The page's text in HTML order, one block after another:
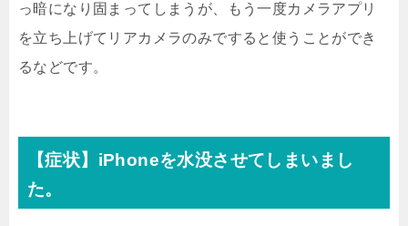
っ暗になり固まってしまうが、もう一度カメラアプリ
を立ち上げてリアカメラのみですると使うことができ
るなどです。
【症状】iPhoneを水没させてしまいまし
た。